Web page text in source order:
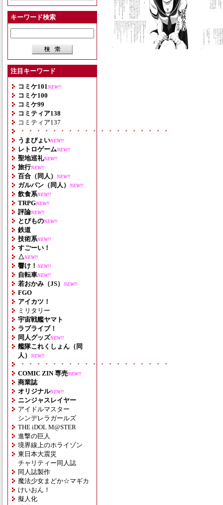
キーワード検索
注目キーワード
コミケ101 NEW!!
コミケ100
コミケ99
コミティア138
コミティア137
・・・・・・・・・・・・・・・・・・・
うまぴょいNEW!!
レトロゲームNEW!!
聖地巡礼NEW!!
旅行NEW!!
百合（同人） NEW!!
ガルパン（同人） NEW!!
飲食系NEW!!
TRPGNEW!!
評論NEW!!
とびものNEW!!
鉄道
技術系NEW!!
すごーい！
△NEW!!
響け！ NEW!!
自転車NEW!!
若おかみ（JS） NEW!!
FGO
アイカツ！
ミリタリー
宇宙戦艦ヤマト
ラブライブ！
同人グッズNEW!!
艦隊これくしょん（同
人）
NEW!!
・・・・・・・・・・・・・・・・・・・
COMIC ZIN 専売NEW!!
商業誌
オリジナルNEW!!
ニンジャスレイヤー
アイドルマスター
シンデレラガールズ
THE iDOL M@STER
進撃の巨人
境界線上のホライゾン
東日本大震災
チャリティー同人誌
同人誌製作
魔法少女まどか☆マギカ
けいおん！
擬人化